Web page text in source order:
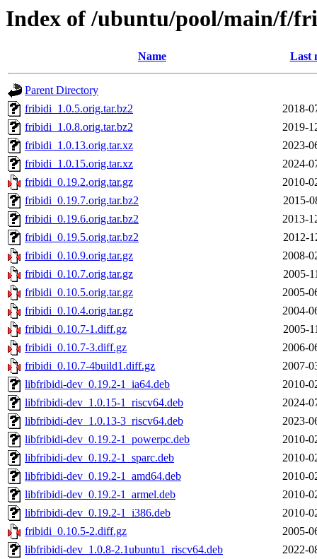
Index of /ubuntu/pool/main/f/
Name Last
Parent Directory
fribidi_1.0.5.orig.tar.bz2
2018-
fribidi_1.0.8.orig.tar.bz2
2019-
fribidi_1.0.13.orig.tar.xz
2023-
fribidi_1.0.15.orig.tar.xz
2024-
fribidi_0.19.2.orig.tar.gz
2010-
fribidi_0.19.7.orig.tar.bz2
2015-
fribidi_0.19.6.orig.tar.bz2
2013-
fribidi_0.19.5.orig.tar.bz2
2012-
fribidi_0.10.9.orig.tar.gz
2008-
fribidi_0.10.7.orig.tar.gz
2005-
fribidi_0.10.5.orig.tar.gz
2005-
fribidi_0.10.4.orig.tar.gz
2004-
fribidi_0.10.7-1.diff.gz
2005-
fribidi_0.10.7-3.diff.gz
2006-
fribidi_0.10.7-4build1.diff.gz
2007-
libfribidi-dev_0.19.2-1_ia64.deb
2010-
libfribidi-dev_1.0.15-1_riscv64.deb
2024-
libfribidi-dev_1.0.13-3_riscv64.deb
2023-
libfribidi-dev_0.19.2-1_powerpc.deb
2010-
libfribidi-dev_0.19.2-1_sparc.deb
2010-
libfribidi-dev_0.19.2-1_amd64.deb
2010-
libfribidi-dev_0.19.2-1_armel.deb
2010-
libfribidi-dev_0.19.2-1_i386.deb
2010-
fribidi_0.10.5-2.diff.gz
2005-
libfribidi-dev_1.0.8-2.1ubuntu1_riscv64.deb
2022-